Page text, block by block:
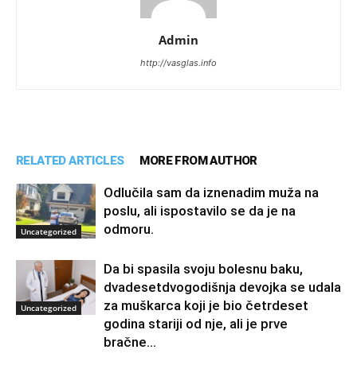
Admin
http://vasglas.info
RELATED ARTICLES MORE FROM AUTHOR
Uncategorized
Odlučila sam da iznenadim muža na
poslu, ali ispostavilo se da je na
odmoru.
Uncategorized
Da bi spasila svoju bolesnu baku,
dvadesetdvogodišnja devojka se udala
za muškarca koji je bio četrdeset
godina stariji od nje, ali je prve
bračne...